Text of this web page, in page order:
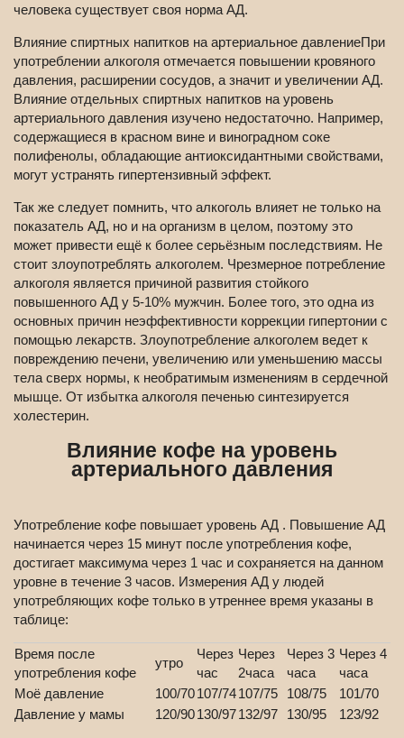
человека существует своя норма АД.
Влияние спиртных напитков на артериальное давлениеПри
употреблении алкоголя отмечается повышении кровяного
давления, расширении сосудов, а значит и увеличении АД.
Влияние отдельных спиртных напитков на уровень
артериального давления изучено недостаточно. Например,
содержащиеся в красном вине и виноградном соке
полифенолы, обладающие антиоксидантными свойствами,
могут устранять гипертензивный эффект.
Так же следует помнить, что алкоголь влияет не только на
показатель АД, но и на организм в целом, поэтому это
может привести ещё к более серьёзным последствиям. Не
стоит злоупотреблять алкоголем. Чрезмерное потребление
алкоголя является причиной развития стойкого
повышенного АД у 5-10% мужчин. Более того, это одна из
основных причин неэффективности коррекции гипертонии с
помощью лекарств. Злоупотребление алкоголем ведет к
повреждению печени, увеличению или уменьшению массы
тела сверх нормы, к необратимым изменениям в сердечной
мышце. От избытка алкоголя печенью синтезируется
холестерин.
Влияние кофе на уровень
артериального давления
Употребление кофе повышает уровень АД . Повышение АД
начинается через 15 минут после употребления кофе,
достигает максимума через 1 час и сохраняется на данном
уровне в течение 3 часов. Измерения АД у людей
употребляющих кофе только в утреннее время указаны в
таблице:
Время после
употребления кофе
утро
Через
час
Через
2часа
Через 3
часа
Через 4
часа
Моё давление
100/70107/74107/75 108/75
101/70
Давление у мамы
120/90130/97132/97 130/95 123/92